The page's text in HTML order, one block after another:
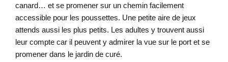
canard… et se promener sur un chemin facilement
accessible pour les poussettes. Une petite aire de jeux
attends aussi les plus petits. Les adultes y trouvent aussi
leur compte car il peuvent y admirer la vue sur le port et se
promener dans le jardin de curé.